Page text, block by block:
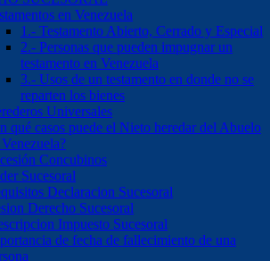
en Venezuela
1.- Testamento Abierto, Cerrado y Especial
2.- Personas que pueden impugnar un
testamento en Venezuela
3.- Usos de un testamento en donde no se
reparten los bienes
Universales
qué casos puede el Nieto heredar del Abuelo
Concubinos
Sucesoral
Declaracion Sucesoral
Derecho Sucesoral
Impuesto Sucesoral
de fecha de fallecimiento de una